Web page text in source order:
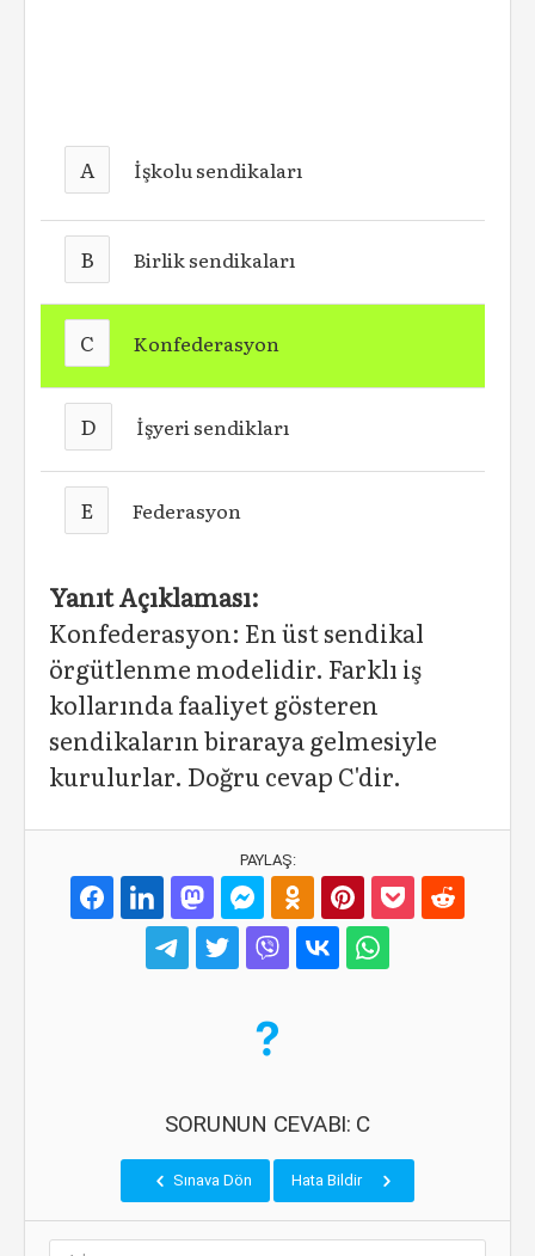
A İşkolu sendikaları
B Birlik sendikaları
C Konfederasyon
D İşyeri sendikları
E Federasyon
Yanıt Açıklaması:
Konfederasyon: En üst sendikal
örgütlenme modelidir. Farklı iş
kollarında faaliyet gösteren
sendikaların biraraya gelmesiyle
kurulurlar. Doğru cevap C'dir.
PAYLAŞ:
SORUNUN CEVABI: C
Sınava Dön Hata Bildir